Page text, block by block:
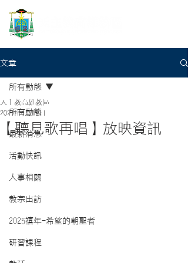
文章
所有動態
最新消息
活動快訊
人事相關
教宗出訪
2025禧年-希望的朝聖者
研習課程
所有動態
【聽見歌再唱】放映資訊
天主教高雄教區
2021年4月19日